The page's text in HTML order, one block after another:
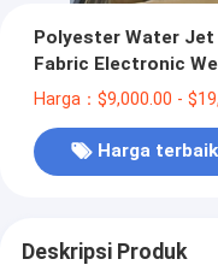
Polyester Water Jet
Fabric Electronic
Harga：$9,000.00 -
Harga terbaik
Deskripsi Produk